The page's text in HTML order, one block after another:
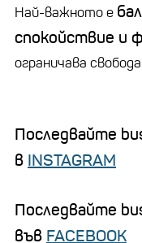
Най-важното е
спокойствие и
ограничава
Последвайте
в INSTAGRAM
Последвайте
във FACEBOOK